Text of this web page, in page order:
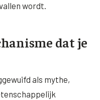
wordt.
dat je
als mythe,